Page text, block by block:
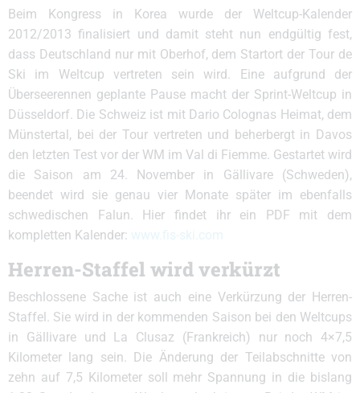
Beim Kongress in Korea wurde der Weltcup-Kalender
2012/2013 finalisiert und damit steht nun endgültig fest,
dass Deutschland nur mit Oberhof, dem Startort der Tour de
Ski im Weltcup vertreten sein wird. Eine aufgrund der
Überseerennen geplante Pause macht der Sprint-Weltcup in
Düsseldorf. Die Schweiz ist mit Dario Colognas Heimat, dem
Münstertal, bei der Tour vertreten und beherbergt in Davos
den letzten Test vor der WM im Val di Fiemme. Gestartet wird
die Saison am 24. November in Gällivare (Schweden),
beendet wird sie genau vier Monate später im ebenfalls
schwedischen Falun. Hier findet ihr ein PDF mit dem
kompletten Kalender: www.fis-ski.com
Herren-Staffel wird verkürzt
Beschlossene Sache ist auch eine Verkürzung der Herren-
Staffel. Sie wird in der kommenden Saison bei den Weltcups
in Gällivare und La Clusaz (Frankreich) nur noch 4×7,5
Kilometer lang sein. Die Änderung der Teilabschnitte von
zehn auf 7,5 Kilometer soll mehr Spannung in die bislang